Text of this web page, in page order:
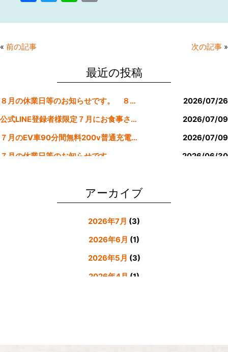
c
e
k
itt e ai
« 前の記事 次の記事 »
最近の投稿
８月の休業日等のお知らせです。 ８月より定休日は金曜日のみにします。
2026/07/26
公式LINE登録者様限定７月にお食事された方にサービスクーポン発行
2026/07/09
７月のEV車90分間無料200v普通充電クーポン券！！
2026/07/09
７月の休業日等のお知らせです。
2026/06/30
アーカイブ
2026年7月 (3)
2026年6月 (1)
2026年5月 (3)
2026年4月 (1)